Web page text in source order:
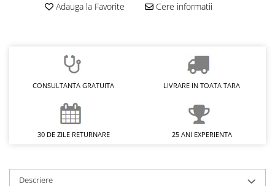
Adauga la Favorite Cere informatii
CONSULTANTA GRATUITA LIVRARE IN TOATA TARA
30 DE ZILE RETURNARE 25 ANI EXPERIENTA
Descriere